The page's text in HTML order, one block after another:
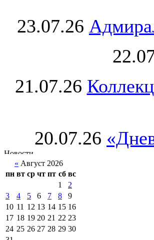
23.07.26
21.07.26
20.07.26
« Август 2026
пн вт ср чт пт сб вс
1
2
3
4 5 6 7 8
9
10 11 12 13 14 15 16
17 18 19 20 21 22 23
24 25 26 27 28 29 30